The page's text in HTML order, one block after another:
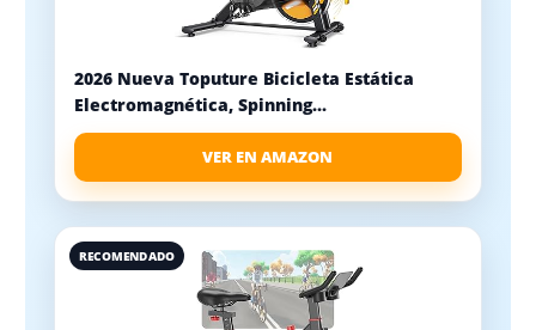
2026 Nueva Toputure Bicicleta Estática
Electromagnética, Spinning...
VER EN AMAZON
RECOMENDADO